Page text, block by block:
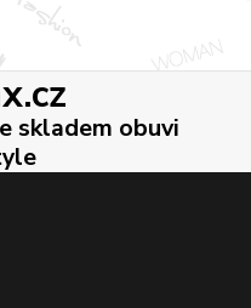
skladem obuvi